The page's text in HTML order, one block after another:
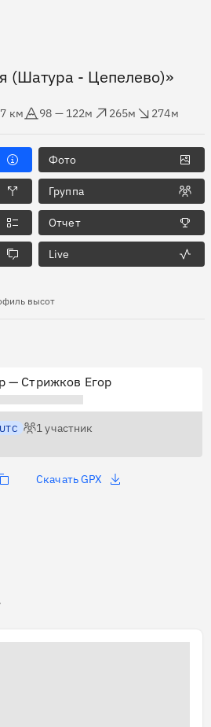
(Шатура - Цепелево)»
км
высота
98 — 122м
Набор высоты
265м
Сброс высоты
274м
Фото
Группа
Отчет
Live
высот
— Стрижков Егор
UTC 1участник
Скачать GPX